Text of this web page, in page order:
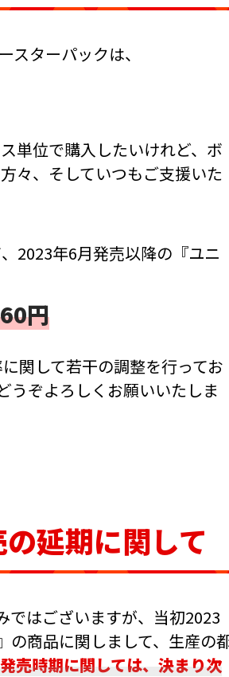
ターパックは、
単位で購入したいけれど、ボ
々、そしていつもご支援いた
2023年6月発売以降の『ユニ
円
関して若干の調整を行ってお
うぞよろしくお願いいたしま
延期に関して
ではございますが、当初2023
の商品に関しまして、生産の
売時期に関しては、決まり次